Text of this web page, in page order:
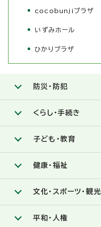
cocobunjiプラザ
いずみホール
ひかりプラザ
防災・防犯
くらし・手続き
子ども・教育
健康・福祉
文化・スポーツ・観光
平和・人権